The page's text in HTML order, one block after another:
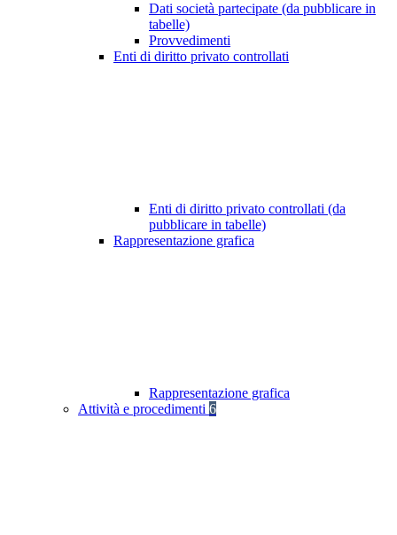
Dati società partecipate (da pubblicare in
tabelle)
Provvedimenti
Enti di diritto privato controllati
Enti di diritto privato controllati (da
pubblicare in tabelle)
Rappresentazione grafica
Rappresentazione grafica
Attività e procedimenti 6